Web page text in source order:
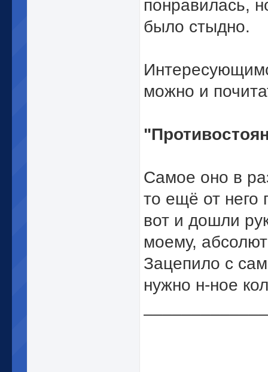
понравилась,
было стыдно.
можно и
Самое оно в
то ещё от него
вот и дошли
моему,
Зацепило с
нужно н-ное